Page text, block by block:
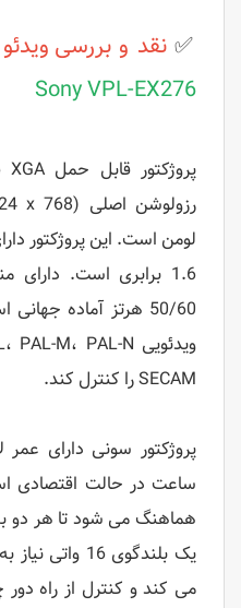
✅ نقد و بررسی
Sony VPL-EX276
پ
لومن است. این پروژکتور
50/60 هرتز آماده
SECAM را کنترل کند.
ساعت در حالت اقتصادی
هماهنگ می شود تا هر دو
یک بلندگوی 16
می کند و کنترل از راه دور